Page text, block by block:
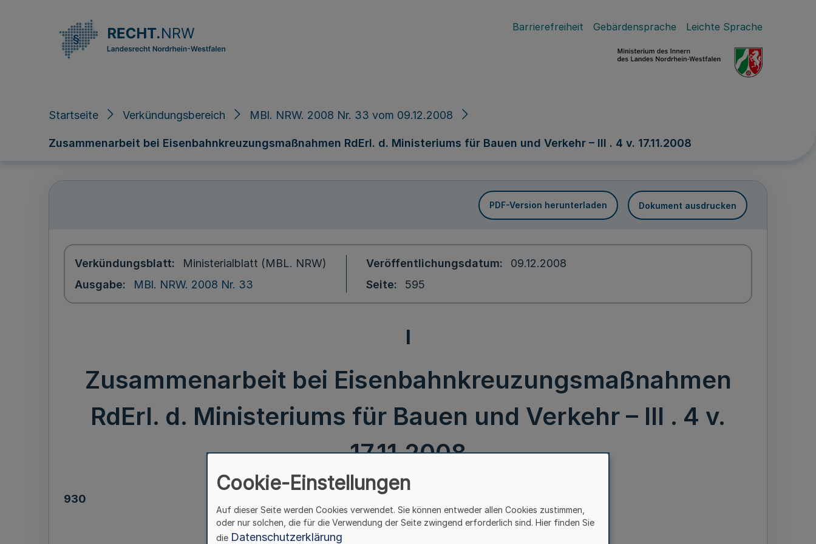
Barrierefreiheit Gebärdensprache Leichte Sprache
Startseite Verkündungsbereich MBl. NRW. 2008 Nr. 33 vom 09.12.2008
Zusammenarbeit bei Eisenbahnkreuzungsmaßnahmen RdErl. d. Ministeriums für Bauen und Verkehr – III . 4 v. 17.11.2008
PDF-Version herunterladen Dokument ausdrucken
Verkündungsblatt
Ministerialblatt (MBL. NRW)
Ausgabe
MBl. NRW. 2008 Nr. 33
Veröffentlichungsdatum
09.12.2008
Seite
595
I
Zusammenarbeit bei Eisenbahnkreuzungsmaßnahmen
RdErl. d. Ministeriums für Bauen und Verkehr – III . 4 v.
17.11.2008
930
Zusammenarbeit bei Eisenbahnkreuzungsmaßnahmen
Cookie-Einstellungen
Auf dieser Seite werden Cookies verwendet. Sie können entweder allen Cookies zustimmen,
oder nur solchen, die für die Verwendung der Seite zwingend erforderlich sind. Hier finden Sie
die Datenschutzerklärung